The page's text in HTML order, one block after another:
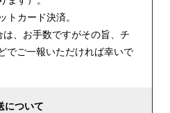
カード決済。
、お手数ですがその旨、チ
でご一報いただければ幸いで
について